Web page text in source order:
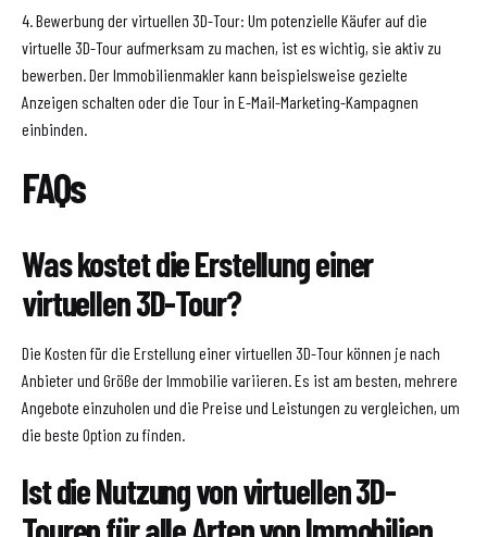
4. Bewerbung der virtuellen 3D-Tour: Um potenzielle Käufer auf die
virtuelle 3D-Tour aufmerksam zu machen, ist es wichtig, sie aktiv zu
bewerben. Der Immobilienmakler kann beispielsweise gezielte
Anzeigen schalten oder die Tour in E-Mail-Marketing-Kampagnen
einbinden.
FAQs
Was kostet die Erstellung einer
virtuellen 3D-Tour?
Die Kosten für die Erstellung einer virtuellen 3D-Tour können je nach
Anbieter und Größe der Immobilie variieren. Es ist am besten, mehrere
Angebote einzuholen und die Preise und Leistungen zu vergleichen, um
die beste Option zu finden.
Ist die Nutzung von virtuellen 3D-